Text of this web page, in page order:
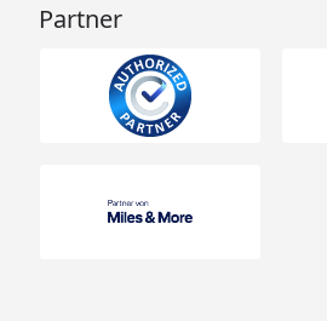
Partner